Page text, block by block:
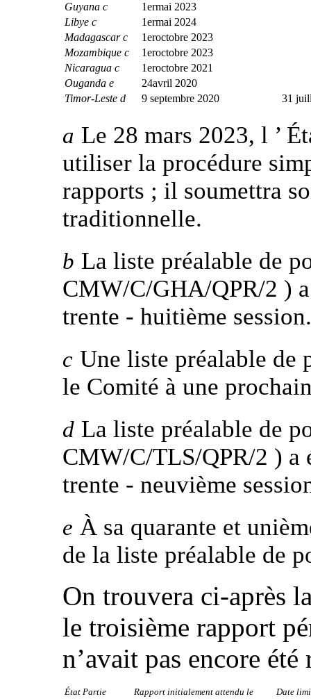
Guyana c
1ermai 2023
Libye c
1ermai 2024
Madagascar c
1eroctobre 2023
Mozambique c
1eroctobre 2023
Nicaragua c
1eroctobre 2021
Ouganda e
24avril 2020
Timor-Leste d
9 septembre 2020 31
a Le 28 mars 2023, l ’
utiliser la procédure
rapports ; il soumettra
traditionnelle.
b La liste préalable de
CMW/C/GHA/QPR/2 )
trente ‑ huitième session.
c Une liste préalable de
le Comité à une
d La liste préalable de
CMW/C/TLS/QPR/2 ) a
trente ‑ neuvième
e À sa quarante et
de la liste préalable de
On trouvera ci-après
le troisième rapport
n’avait pas encore
État Partie Rapport initialement attendu le Date